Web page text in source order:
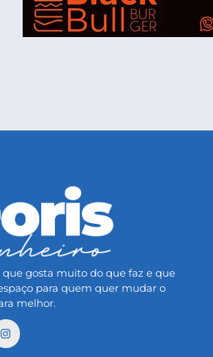
que gosta muito do que faz e que
para quem quer mudar o
melhor.